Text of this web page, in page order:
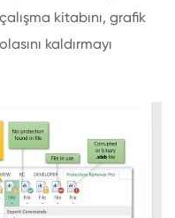
kitabını, grafik
kaldırmayı